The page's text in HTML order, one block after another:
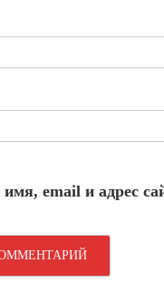
email и адрес